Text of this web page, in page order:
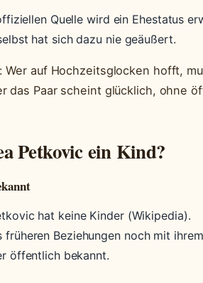
Quelle wird ein Ehestatus
hat sich dazu nie geäußert.
Wer auf Hochzeitsglocken hofft,
das Paar scheint glücklich, ohne
Petkovic ein Kind?
hat keine Kinder (Wikipedia).
früheren Beziehungen noch mit
öffentlich bekannt.